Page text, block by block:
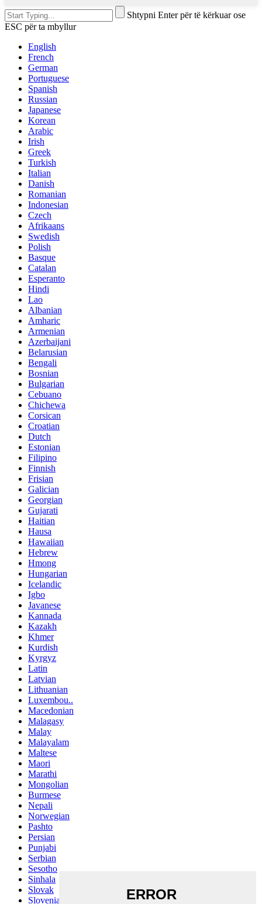
Shtypni Enter për të kërkuar ose
ESC për ta mbyllur
English
French
German
Portuguese
Spanish
Russian
Japanese
Korean
Arabic
Irish
Greek
Turkish
Italian
Danish
Romanian
Indonesian
Czech
Afrikaans
Swedish
Polish
Basque
Catalan
Esperanto
Hindi
Lao
Albanian
Amharic
Armenian
Azerbaijani
Belarusian
Bengali
Bosnian
Bulgarian
Cebuano
Chichewa
Corsican
Croatian
Dutch
Estonian
Filipino
Finnish
Frisian
Galician
Georgian
Gujarati
Haitian
Hausa
Hawaiian
Hebrew
Hmong
Hungarian
Icelandic
Igbo
Javanese
Kannada
Kazakh
Khmer
Kurdish
Kyrgyz
Latin
Latvian
Lithuanian
Luxembou..
Macedonian
Malagasy
Malay
Malayalam
Maltese
Maori
Marathi
Mongolian
Burmese
Nepali
Norwegian
Pashto
Persian
Punjabi
Serbian
Sesotho
Sinhala
Slovak
Slovenian